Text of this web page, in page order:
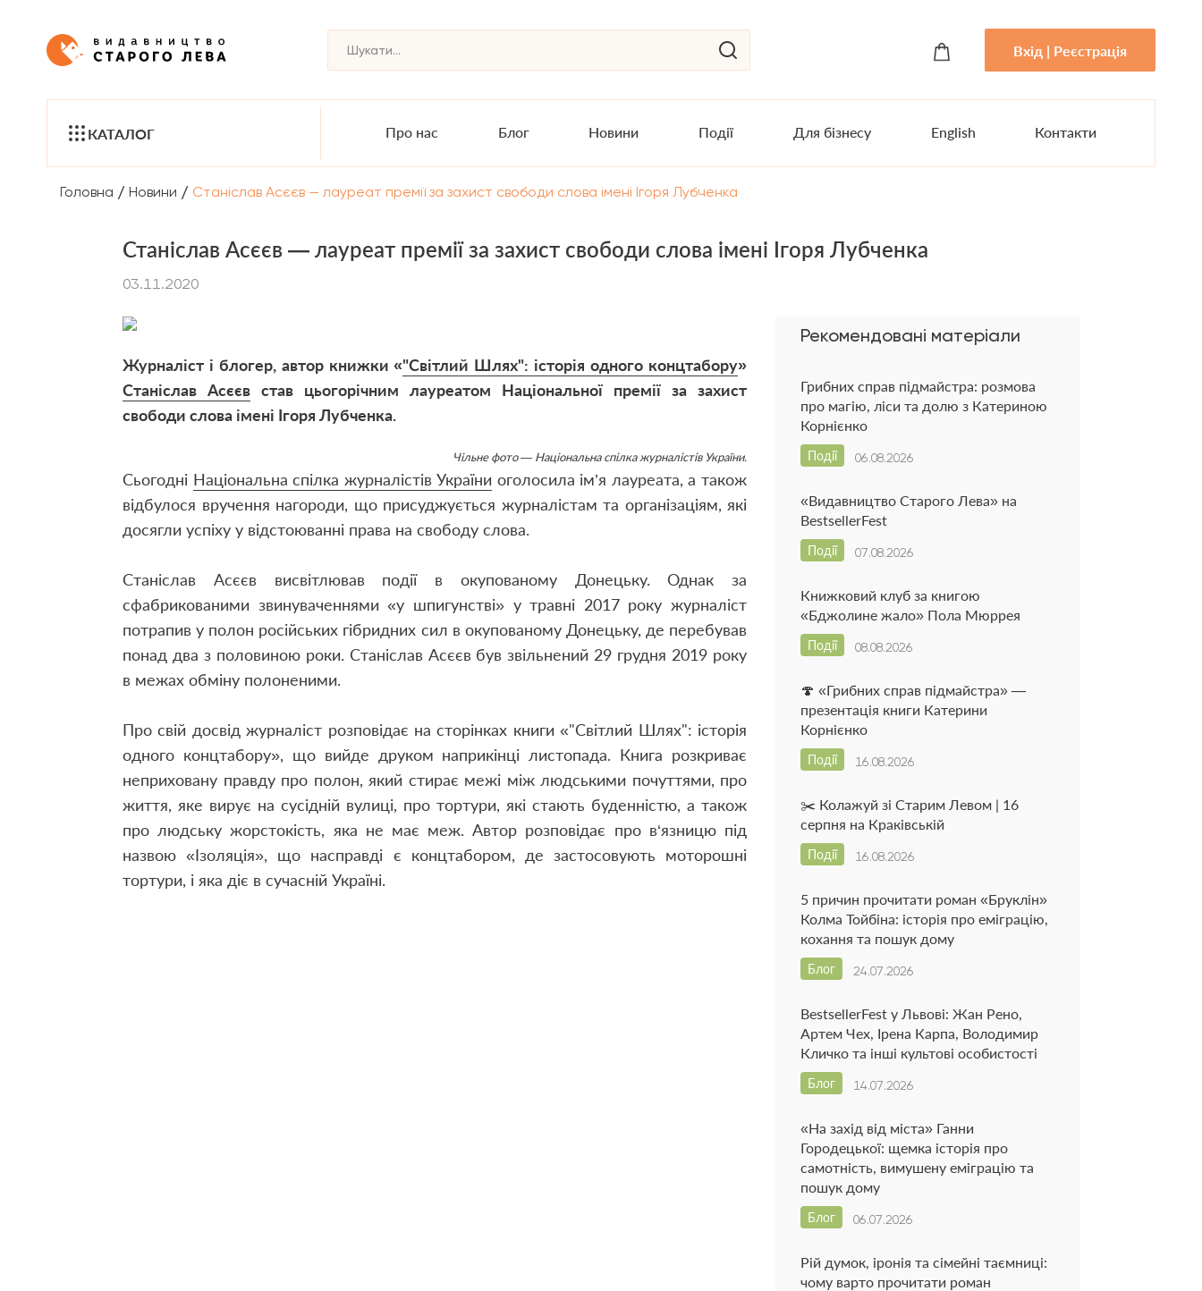
Вхід | Реєстрація
КАТАЛОГ Про нас Блог Новини Події Для бізнесу English Контакти
Головна / Новини / Станіслав Асєєв — лауреат премії за захист свободи слова імені Ігоря Лубченка
Станіслав Асєєв — лауреат премії за захист свободи слова імені Ігоря Лубченка
03.11.2020
Журналіст і блогер, автор книжки «"Світлий Шлях": історія одного концтабору»
Станіслав Асєєв став цьогорічним лауреатом Національної премії за захист
свободи слова імені Ігоря Лубченка.
Чільне фото — Національна спілка журналістів України.
Сьогодні Національна спілка журналістів України оголосила ім’я лауреата, а також
відбулося вручення нагороди, що присуджується журналістам та організаціям, які
досягли успіху у відстоюванні права на свободу слова.
Станіслав Асєєв висвітлював події в окупованому Донецьку. Однак за
сфабрикованими звинуваченнями «у шпигунстві» у травні 2017 року журналіст
потрапив у полон російських гібридних сил в окупованому Донецьку, де перебував
понад два з половиною роки. Станіслав Асєєв був звільнений 29 грудня 2019 року
в межах обміну полоненими.
Про свій досвід журналіст розповідає на сторінках книги «"Світлий Шлях": історія
одного концтабору», що вийде друком наприкінці листопада. Книга розкриває
неприховану правду про полон, який стирає межі між людськими почуттями, про
життя, яке вирує на сусідній вулиці, про тортури, які стають буденністю, а також
про людську жорстокість, яка не має меж. Автор розповідає про в‘язницю під
назвою «Ізоляція», що насправді є концтабором, де застосовують моторошні
тортури, і яка діє в сучасній Україні.
Рекомендовані матеріали
Грибних справ підмайстра: розмова
про магію, ліси та долю з Катериною
Корнієнко
06.08.2026
Події
«Видавництво Старого Лева» на
BestsellerFest
07.08.2026
Події
Книжковий клуб за книгою
«Бджолине жало» Пола Мюррея
08.08.2026
Події
🍄 «Грибних справ підмайстра» —
презентація книги Катерини
Корнієнко
16.08.2026
Події
✂️ Колажуй зі Старим Левом | 16
серпня на Краківській
16.08.2026
Події
5 причин прочитати роман «Бруклін»
Колма Тойбіна: історія про еміграцію,
кохання та пошук дому
24.07.2026
Блог
BestsellerFest у Львові: Жан Рено,
Артем Чех, Ірена Карпа, Володимир
Кличко та інші культові особистості
14.07.2026
Блог
«На захід від міста» Ганни
Городецької: щемка історія про
самотність, вимушену еміграцію та
пошук дому
06.07.2026
Блог
Рій думок, іронія та сімейні таємниці:
чому варто прочитати роман